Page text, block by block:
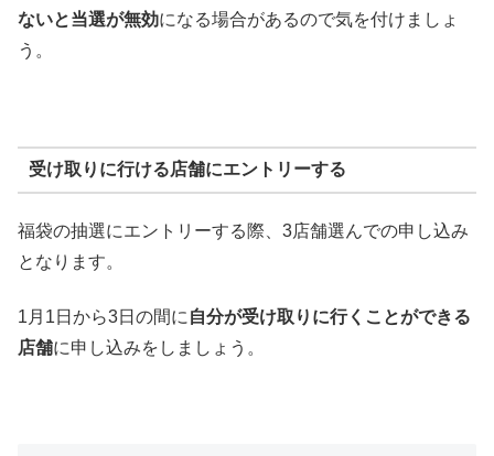
ないと当選が無効になる場合があるので気を付けましょ
う。
受け取りに行ける店舗にエントリーする
福袋の抽選にエントリーする際、3店舗選んでの申し込み
となります。
1月1日から3日の間に 自分が受け取りに行くことができる
店舗に申し込みをしましょう。